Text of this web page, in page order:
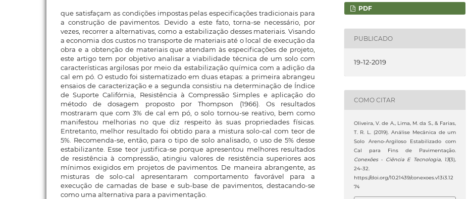
que satisfaçam as condições impostas pelas especificações tradicionais para
a construção de pavimentos. Devido a este fato, torna-se necessário, por
vezes, recorrer a alternativas, como a estabilização desses materiais. Visando
a economia dos custos no transporte de materiais até o local de execução da
obra e a obtenção de materiais que atendam às especificações de projeto,
este artigo tem por objetivo analisar a viabilidade técnica de um solo com
características argilosas por meio da estabilização química com a adição da
cal em pó. O estudo foi sistematizado em duas etapas: a primeira abrangeu
ensaios de caracterização e a segunda consistiu na determinação de Índice
de Suporte Califórnia, Resistência à Compressão Simples e aplicação do
método de dosagem proposto por Thompson (1966). Os resultados
mostraram que com 3% de cal em pó, o solo tornou-se reativo, bem como
manifestou melhorias no que diz respeito às suas propriedades físicas.
Entretanto, melhor resultado foi obtido para a mistura solo-cal com teor de
5%. Recomenda-se, então, para o tipo de solo analisado, o uso de 5% desse
estabilizante. Esse teor justifica-se porque apresentou melhores resultados
de resistência à compressão, atingiu valores de resistência superiores aos
mínimos exigidos em projetos de pavimentos. De maneira abrangente, as
misturas de solo-cal apresentaram comportamento favorável para a
execução de camadas de base e sub-base de pavimentos, destacando-se
como uma alternativa para a pavimentação.
PDF
PUBLICADO
19-12-2019
COMO CITAR
Oliveira, V. de A., Lima, M. da S., & Farias,
T. R. L. (2019). Análise Mecânica de um
Solo Areno-Argiloso Estabilizado com
Cal para Fins de Pavimentação.
Conexões - Ciência E Tecnologia, 13(3),
24–32.
https://doi.org/10.21439/conexoes.v13i3.12
74